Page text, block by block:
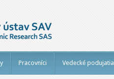
Pracovníci Vedecké podujatia